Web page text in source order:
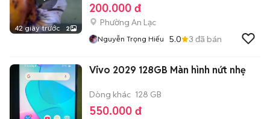
42 giây trước 2
200.000 đ
Phường An Lạc
Nguyễn Trọng Hiếu 5.0 3 đã bán
Vivo 2029 128GB Màn hình nứt nhẹ
Dòng khác 128 GB
550.000 đ